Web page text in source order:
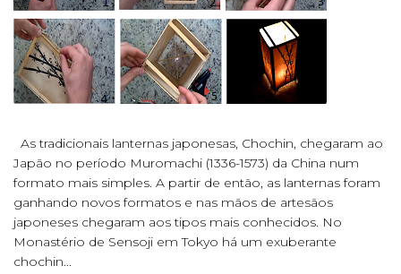
As tradicionais lanternas japonesas, Chochin, chegaram ao
Japão no período Muromachi (1336-1573) da China num
formato mais simples. A partir de então, as lanternas foram
ganhando novos formatos e nas mãos de artesãos
japoneses chegaram aos tipos mais conhecidos. No
Monastério de Sensoji em Tokyo há um exuberante
chochin...